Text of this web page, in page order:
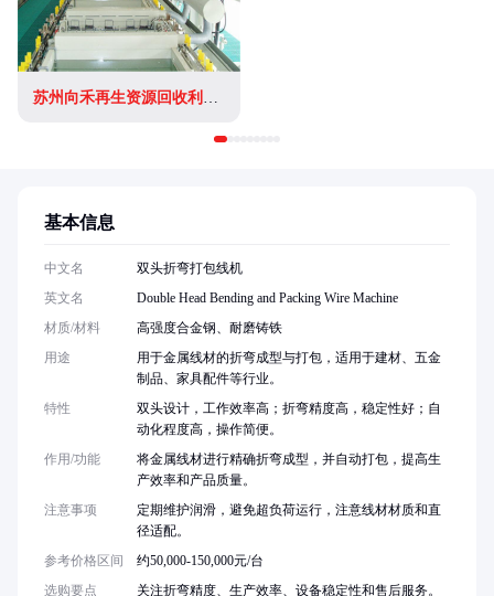
苏州向禾再生资源回收利用有限公司
基本信息
中文名
双头折弯打包线机
英文名
Double Head Bending and Packing Wire Machine
材质/材料
高强度合金钢、耐磨铸铁
用途
用于金属线材的折弯成型与打包，适用于建材、五金
制品、家具配件等行业。
特性
双头设计，工作效率高；折弯精度高，稳定性好；自
动化程度高，操作简便。
作用/功能
将金属线材进行精确折弯成型，并自动打包，提高生
产效率和产品质量。
注意事项
定期维护润滑，避免超负荷运行，注意线材材质和直
径适配。
参考价格区间
约50,000-150,000元/台
选购要点
关注折弯精度、生产效率、设备稳定性和售后服务。